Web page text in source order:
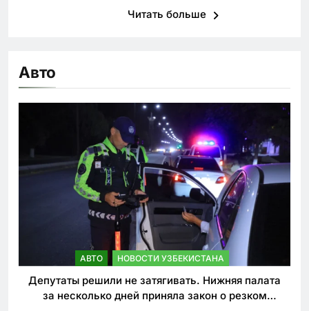
Читать больше
Авто
АВТО НОВОСТИ УЗБЕКИСТАНА
Депутаты решили не затягивать. Нижняя палата
за несколько дней приняла закон о резком